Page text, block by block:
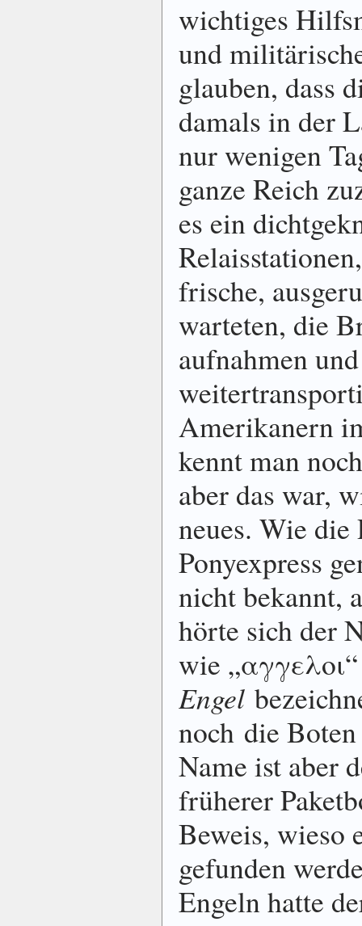
wichtiges
und
glauben, dass
damals in der
nur wenigen
ganze Reich
es ein
frische,
warteten, die
aufnahmen und
Amerikanern
kennt man
aber das war,
neues. Wie die
Ponyexpress
nicht bekannt,
hörte sich der
wie
Engel
noch die
Name ist aber
früherer
Beweis, wieso
gefunden
Engeln hatte